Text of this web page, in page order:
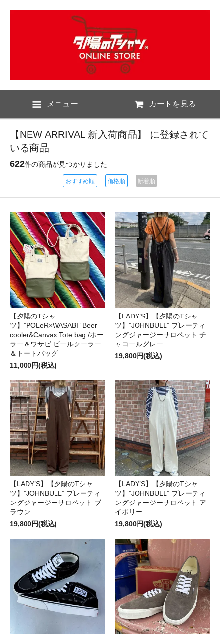
メニュー カートを見る
【NEW ARRIVAL 新入荷商品】 に登録されて
いる商品
622件の商品が見つかりました
おすすめ順 価格順 新着順
【夕陽のTシャ
ツ】”POLeR×WASABI” Beer
cooler&Canvas Tote bag /ポー
ラー＆ワサビ ビールクーラー
＆トートバッグ
11,000円(税込)
【LADY’S】【夕陽のTシャ
ツ】”JOHNBULL” プレーティ
ングジャージーサロペット チ
ャコールグレー
19,800円(税込)
【LADY’S】【夕陽のTシャ
ツ】”JOHNBULL” プレーティ
ングジャージーサロペット ブ
ラウン
19,800円(税込)
【LADY’S】【夕陽のTシャ
ツ】”JOHNBULL” プレーティ
ングジャージーサロペット ア
イボリー
19,800円(税込)